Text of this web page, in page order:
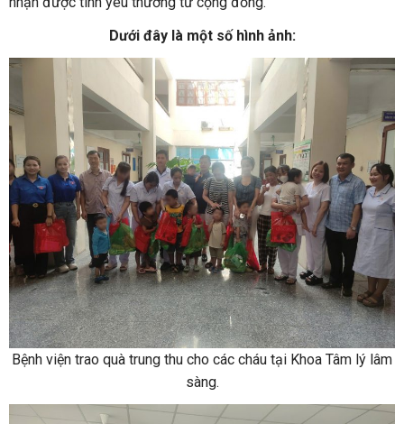
Dưới đây là một số hình ảnh:
Bệnh viện trao quà trung thu cho các cháu tại Khoa Tâm lý lâm
sàng.